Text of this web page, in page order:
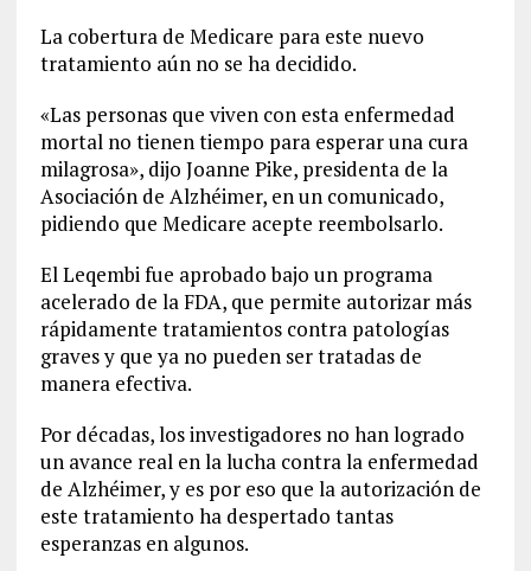
La cobertura de Medicare para este nuevo
tratamiento aún no se ha decidido.
«Las personas que viven con esta enfermedad
mortal no tienen tiempo para esperar una cura
milagrosa», dijo Joanne Pike, presidenta de la
Asociación de Alzhéimer, en un comunicado,
pidiendo que Medicare acepte reembolsarlo.
El Leqembi fue aprobado bajo un programa
acelerado de la FDA, que permite autorizar más
rápidamente tratamientos contra patologías
graves y que ya no pueden ser tratadas de
manera efectiva.
Por décadas, los investigadores no han logrado
un avance real en la lucha contra la enfermedad
de Alzhéimer, y es por eso que la autorización de
este tratamiento ha despertado tantas
esperanzas en algunos.